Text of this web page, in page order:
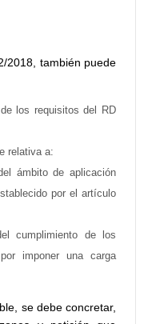
2018, también puede
los requisitos del RD
relativa a:
ámbito de aplicación
por el artículo
cumplimiento de los
imponer una carga
se debe concretar,